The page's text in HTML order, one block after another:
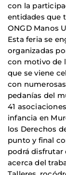
con la
entidades que
ONGD Manos
Esta feria se
organizadas
con motivo de
que se viene
con
pedanías del
41
infancia en
los Derechos
punto y final
podrá disfrutar
acerca del